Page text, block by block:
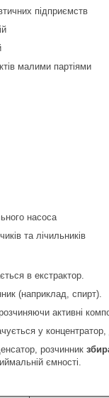
підприємств
малими партіями
насоса
та лічильників
в екстрактор.
(наприклад, спирт).
активні
у концентратор,
розчинник
ємності.